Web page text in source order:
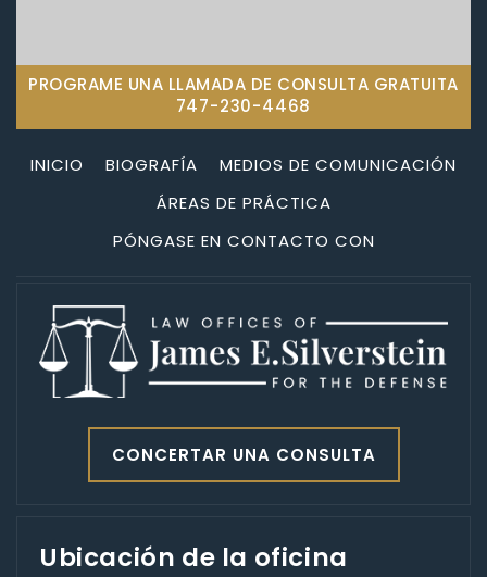
PROGRAME UNA LLAMADA DE CONSULTA GRATUITA
747-230-4468
INICIO BIOGRAFÍA
MEDIOS DE COMUNICACIÓN
ÁREAS DE PRÁCTICA
PÓNGASE EN CONTACTO CON
CONCERTAR UNA CONSULTA
Ubicación de la oficina